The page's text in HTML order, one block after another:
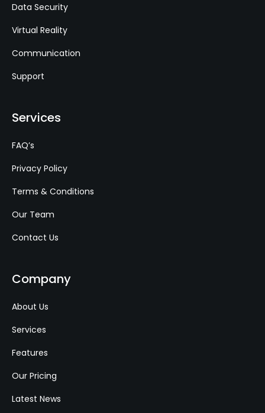
Data Security
Virtual Reality
Communication
Support
Services
FAQ’s
Privacy Policy
Terms & Conditions
Our Team
Contact Us
Company
About Us
Services
Features
Our Pricing
Latest News